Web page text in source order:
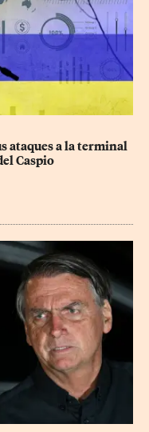
ataques a la terminal
Caspio